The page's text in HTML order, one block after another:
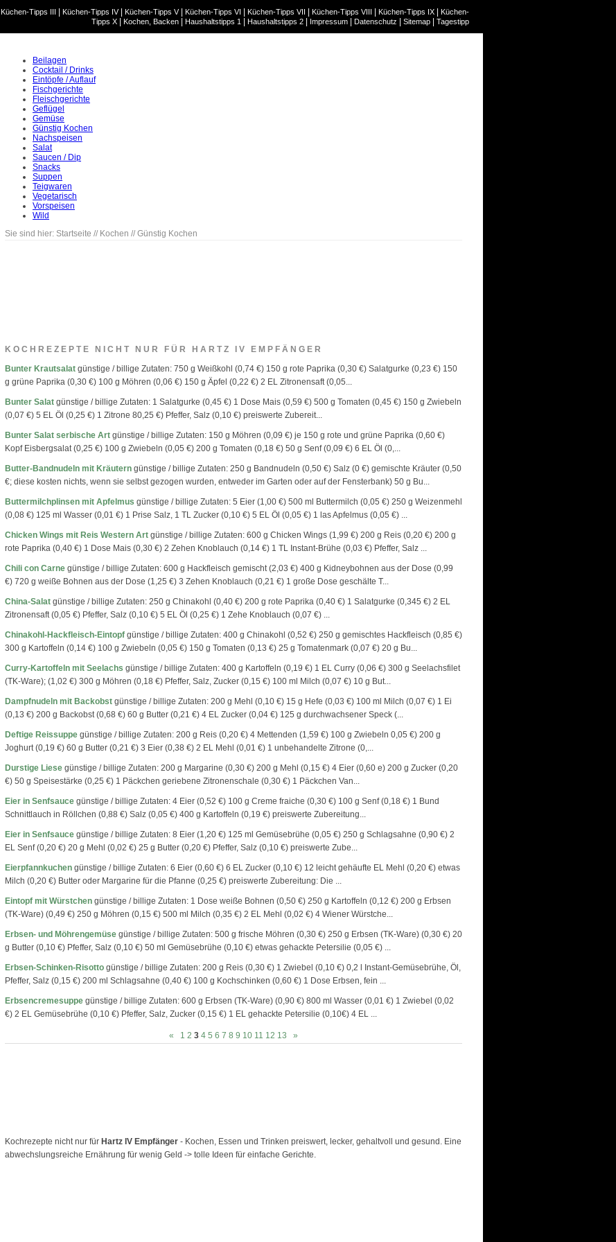
Küchen-Tipps III Küchen-Tipps IV| Küchen-Tipps V| Küchen-Tipps VI Küchen-Tipps VII Küchen-Tipps VIII Küchen-Tipps IX
Küchen-
Tipps X
Kochen, Backen Haushaltstipps 1 Haushaltstipps 2 Impressum Datenschutz Sitemap Tagestipp
Beilagen
Cocktail / Drinks
Eintöpfe / Auflauf
Fischgerichte
Fleischgerichte
Geflügel
Gemüse
Günstig Kochen
Nachspeisen
Salat
Saucen / Dip
Snacks
Suppen
Teigwaren
Vegetarisch
Vorspeisen
Wild
Sie sind hier: Startseite // Kochen // Günstig Kochen
KOCHREZEPTE NICHT NUR FÜR HARTZ IV EMPFÄNGER
Bunter Krautsalat günstige / billige Zutaten: 750 g Weißkohl (0,74 €) 150 g rote Paprika (0,30 €) Salatgurke (0,23 €) 150
g grüne Paprika (0,30 €) 100 g Möhren (0,06 €) 150 g Äpfel (0,22 €) 2 EL Zitronensaft (0,05...
Bunter Salat günstige / billige Zutaten: 1 Salatgurke (0,45 €) 1 Dose Mais (0,59 €) 500 g Tomaten (0,45 €) 150 g Zwiebeln
(0,07 €) 5 EL Öl (0,25 €) 1 Zitrone 80,25 €) Pfeffer, Salz (0,10 €) preiswerte Zubereit...
Bunter Salat serbische Art günstige / billige Zutaten: 150 g Möhren (0,09 €) je 150 g rote und grüne Paprika (0,60 €)
Kopf Eisbergsalat (0,25 €) 100 g Zwiebeln (0,05 €) 200 g Tomaten (0,18 €) 50 g Senf (0,09 €) 6 EL Öl (0,...
Butter-Bandnudeln mit Kräutern günstige / billige Zutaten: 250 g Bandnudeln (0,50 €) Salz (0 €) gemischte Kräuter (0,50
€; diese kosten nichts, wenn sie selbst gezogen wurden, entweder im Garten oder auf der Fensterbank) 50 g Bu...
Buttermilchplinsen mit Apfelmus günstige / billige Zutaten: 5 Eier (1,00 €) 500 ml Buttermilch (0,05 €) 250 g Weizenmehl
(0,08 €) 125 ml Wasser (0,01 €) 1 Prise Salz, 1 TL Zucker (0,10 €) 5 EL Öl (0,05 €) 1 las Apfelmus (0,05 €) ...
Chicken Wings mit Reis Western Art günstige / billige Zutaten: 600 g Chicken Wings (1,99 €) 200 g Reis (0,20 €) 200 g
rote Paprika (0,40 €) 1 Dose Mais (0,30 €) 2 Zehen Knoblauch (0,14 €) 1 TL Instant-Brühe (0,03 €) Pfeffer, Salz ...
Chili con Carne günstige / billige Zutaten: 600 g Hackfleisch gemischt (2,03 €) 400 g Kidneybohnen aus der Dose (0,99
€) 720 g weiße Bohnen aus der Dose (1,25 €) 3 Zehen Knoblauch (0,21 €) 1 große Dose geschälte T...
China-Salat günstige / billige Zutaten: 250 g Chinakohl (0,40 €) 200 g rote Paprika (0,40 €) 1 Salatgurke (0,345 €) 2 EL
Zitronensaft (0,05 €) Pfeffer, Salz (0,10 €) 5 EL Öl (0,25 €) 1 Zehe Knoblauch (0,07 €) ...
Chinakohl-Hackfleisch-Eintopf günstige / billige Zutaten: 400 g Chinakohl (0,52 €) 250 g gemischtes Hackfleisch (0,85 €)
300 g Kartoffeln (0,14 €) 100 g Zwiebeln (0,05 €) 150 g Tomaten (0,13 €) 25 g Tomatenmark (0,07 €) 20 g Bu...
Curry-Kartoffeln mit Seelachs günstige / billige Zutaten: 400 g Kartoffeln (0,19 €) 1 EL Curry (0,06 €) 300 g Seelachsfilet
(TK-Ware); (1,02 €) 300 g Möhren (0,18 €) Pfeffer, Salz, Zucker (0,15 €) 100 ml Milch (0,07 €) 10 g But...
Dampfnudeln mit Backobst günstige / billige Zutaten: 200 g Mehl (0,10 €) 15 g Hefe (0,03 €) 100 ml Milch (0,07 €) 1 Ei
(0,13 €) 200 g Backobst (0,68 €) 60 g Butter (0,21 €) 4 EL Zucker (0,04 €) 125 g durchwachsener Speck (...
Deftige Reissuppe günstige / billige Zutaten: 200 g Reis (0,20 €) 4 Mettenden (1,59 €) 100 g Zwiebeln 0,05 €) 200 g
Joghurt (0,19 €) 60 g Butter (0,21 €) 3 Eier (0,38 €) 2 EL Mehl (0,01 €) 1 unbehandelte Zitrone (0,...
Durstige Liese günstige / billige Zutaten: 200 g Margarine (0,30 €) 200 g Mehl (0,15 €) 4 Eier (0,60 e) 200 g Zucker (0,20
€) 50 g Speisestärke (0,25 €) 1 Päckchen geriebene Zitronenschale (0,30 €) 1 Päckchen Van...
Eier in Senfsauce günstige / billige Zutaten: 4 Eier (0,52 €) 100 g Creme fraiche (0,30 €) 100 g Senf (0,18 €) 1 Bund
Schnittlauch in Röllchen (0,88 €) Salz (0,05 €) 400 g Kartoffeln (0,19 €) preiswerte Zubereitung...
Eier in Senfsauce günstige / billige Zutaten: 8 Eier (1,20 €) 125 ml Gemüsebrühe (0,05 €) 250 g Schlagsahne (0,90 €) 2
EL Senf (0,20 €) 20 g Mehl (0,02 €) 25 g Butter (0,20 €) Pfeffer, Salz (0,10 €) preiswerte Zube...
Eierpfannkuchen günstige / billige Zutaten: 6 Eier (0,60 €) 6 EL Zucker (0,10 €) 12 leicht gehäufte EL Mehl (0,20 €) etwas
Milch (0,20 €) Butter oder Margarine für die Pfanne (0,25 €) preiswerte Zubereitung: Die ...
Eintopf mit Würstchen günstige / billige Zutaten: 1 Dose weiße Bohnen (0,50 €) 250 g Kartoffeln (0,12 €) 200 g Erbsen
(TK-Ware) (0,49 €) 250 g Möhren (0,15 €) 500 ml Milch (0,35 €) 2 EL Mehl (0,02 €) 4 Wiener Würstche...
Erbsen- und Möhrengemüse günstige / billige Zutaten: 500 g frische Möhren (0,30 €) 250 g Erbsen (TK-Ware) (0,30 €) 20
g Butter (0,10 €) Pfeffer, Salz (0,10 €) 50 ml Gemüsebrühe (0,10 €) etwas gehackte Petersilie (0,05 €) ...
Erbsen-Schinken-Risotto günstige / billige Zutaten: 200 g Reis (0,30 €) 1 Zwiebel (0,10 €) 0,2 l Instant-Gemüsebrühe, Öl,
Pfeffer, Salz (0,15 €) 200 ml Schlagsahne (0,40 €) 100 g Kochschinken (0,60 €) 1 Dose Erbsen, fein ...
Erbsencremesuppe günstige / billige Zutaten: 600 g Erbsen (TK-Ware) (0,90 €) 800 ml Wasser (0,01 €) 1 Zwiebel (0,02
€) 2 EL Gemüsebrühe (0,10 €) Pfeffer, Salz, Zucker (0,15 €) 1 EL gehackte Petersilie (0,10€) 4 EL ...
« 1 2 3 4 5 6 7 8 9 10 11 12 13 »
Kochrezepte nicht nur für Hartz IV Empfänger - Kochen, Essen und Trinken preiswert, lecker, gehaltvoll und gesund. Eine
abwechslungsreiche Ernährung für wenig Geld -> tolle Ideen für einfache Gerichte.